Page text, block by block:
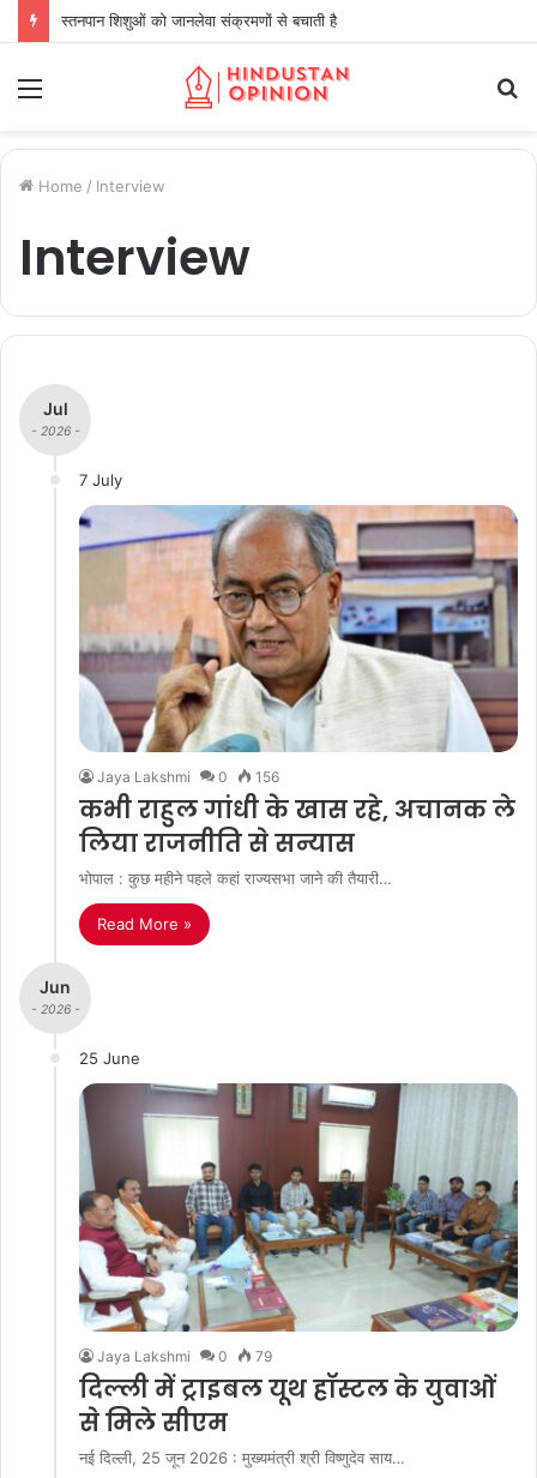
नरोत्तम समर्थकों पर बड़ा एक्शन, दतिया की पूरी कार्यकारणी भंग
Home / Interview
Interview
Jul
- 2026 -
7 July
Jaya Lakshmi 0 156
कभी राहुल गांधी के खास रहे, अचानक ले
लिया राजनीति से सन्यास
भोपाल : कुछ महीने पहले कहां राज्यसभा जाने की तैयारी…
Read More »
Jun
- 2026 -
25 June
Jaya Lakshmi 0 79
दिल्ली में ट्राइबल यूथ हॉस्टल के युवाओं
से मिले सीएम
नई दिल्ली, 25 जून 2026 : मुख्यमंत्री श्री विष्णुदेव साय…